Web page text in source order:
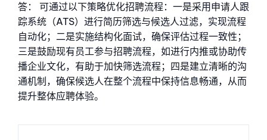
答： 可通过以下策略优化招聘流程：一是采用申请人跟
踪系统（ATS）进行简历筛选与候选人过滤，实现流程
自动化；二是实施结构化面试，确保评估过程一致性；
三是鼓励现有员工参与招聘流程，如进行内推或协助传
播企业文化，有助于加快筛选流程；四是建立清晰的沟
通机制，确保候选人在整个流程中保持信息畅通，从而
提升整体应聘体验。